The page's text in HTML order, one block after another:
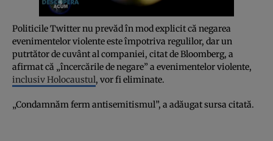
Politicile Twitter nu prevăd în mod explicit că negarea
evenimentelor violente este împotriva regulilor, dar un
putrtător de cuvânt al companiei, citat de Bloomberg, a
afirmat că „încercările de negare” a evenimentelor violente,
inclusiv Holocaustul, vor fi eliminate.
„Condamnăm ferm antisemitismul”, a adăugat sursa citată.